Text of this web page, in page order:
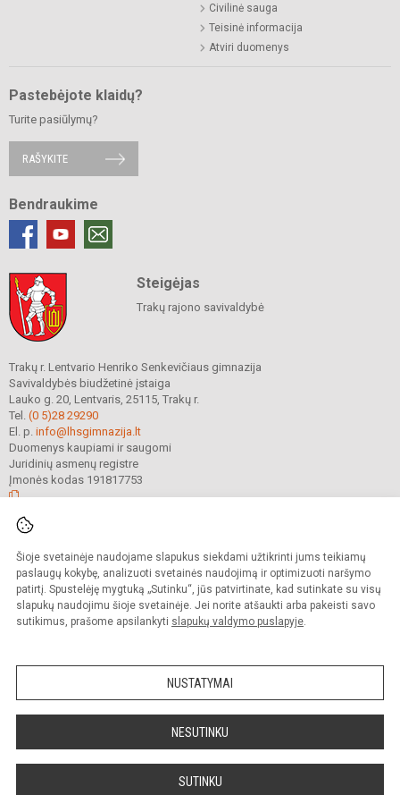
Šioje svetainėje naudojame slapukus siekdami užtikrinti jums teikiamų
paslaugų kokybę, analizuoti svetainės naudojimą ir optimizuoti naršymo
patirtį. Spustelėję mygtuką „Sutinku“, jūs patvirtinate, kad sutinkate su visų
slapukų naudojimu šioje svetainėje. Jei norite atšaukti arba pakeisti savo
sutikimus, prašome apsilankyti slapukų valdymo puslapyje.
NUSTATYMAI
NESUTINKU
SUTINKU
Civilinė sauga
Teisinė informacija
Atviri duomenys
Pastebėjote klaidų?
Turite pasiūlymų?
RAŠYKITE
Bendraukime
Steigėjas
Trakų rajono savivaldybė
Trakų r. Lentvario Henriko Senkevičiaus gimnazija
Savivaldybės biudžetinė įstaiga
Lauko g. 20, Lentvaris, 25115, Trakų r.
Tel. (0 5)28 29290
El. p. info@lhsgimnazija.lt
Duomenys kaupiami ir saugomi
Juridinių asmenų registre
Įmonės kodas 191817753
saugomos.
Kopijuoti turinį be raštiško gimnazijos sutikimo griežtai draudžiama.
Prieinamumo paraiška Slapukų valdymas
Sumanus būdas atnaujinti